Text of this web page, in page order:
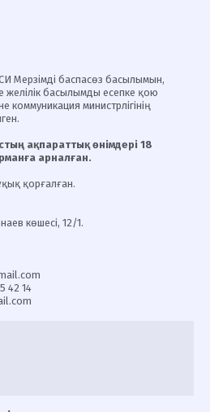
Мерзімді баспасөз басылымын,
желілік басылымды есепке қою
коммуникация министрлігінің
ақпараттық өнімдері 18
арналған.
қорғалған.
көшесі, 12/1.
42 14